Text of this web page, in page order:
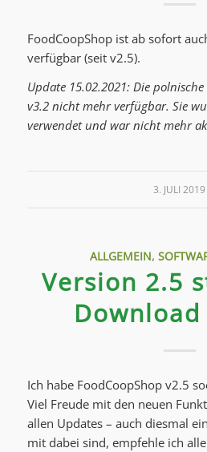
FoodCoopShop ist ab sofort
verfügbar (seit v2.5).
Update 15.02.2021: Die
v3.2 nicht mehr verfügbar. Sie
verwendet und war nicht mehr
3. JULI 2019
ALLGEMEIN,
Version 2.5
Ich habe FoodCoopShop v2.5
Viel Freude mit den neuen
allen Updates – auch diesmal
mit dabei sind, empfehle ich